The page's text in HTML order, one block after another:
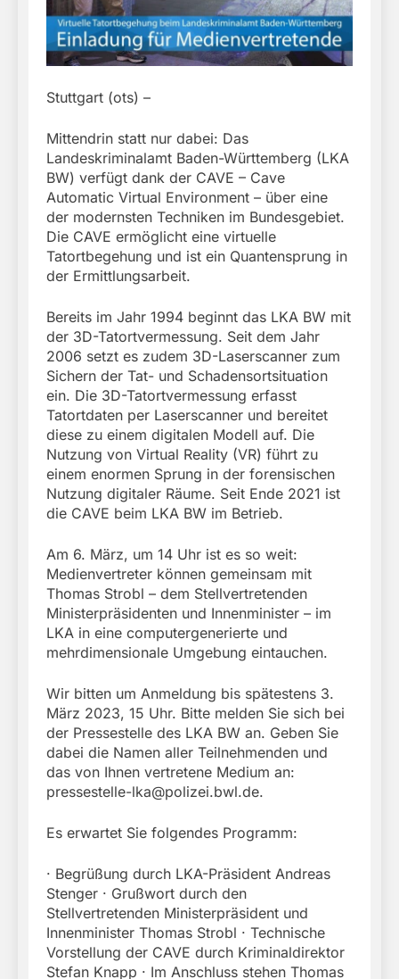
Stuttgart (ots) –
Mittendrin statt nur dabei: Das
Landeskriminalamt Baden-Württemberg (LKA
BW) verfügt dank der CAVE – Cave
Automatic Virtual Environment – über eine
der modernsten Techniken im Bundesgebiet.
Die CAVE ermöglicht eine virtuelle
Tatortbegehung und ist ein Quantensprung in
der Ermittlungsarbeit.
Bereits im Jahr 1994 beginnt das LKA BW mit
der 3D-Tatortvermessung. Seit dem Jahr
2006 setzt es zudem 3D-Laserscanner zum
Sichern der Tat- und Schadensortsituation
ein. Die 3D-Tatortvermessung erfasst
Tatortdaten per Laserscanner und bereitet
diese zu einem digitalen Modell auf. Die
Nutzung von Virtual Reality (VR) führt zu
einem enormen Sprung in der forensischen
Nutzung digitaler Räume. Seit Ende 2021 ist
die CAVE beim LKA BW im Betrieb.
Am 6. März, um 14 Uhr ist es so weit:
Medienvertreter können gemeinsam mit
Thomas Strobl – dem Stellvertretenden
Ministerpräsidenten und Innenminister – im
LKA in eine computergenerierte und
mehrdimensionale Umgebung eintauchen.
Wir bitten um Anmeldung bis spätestens 3.
März 2023, 15 Uhr. Bitte melden Sie sich bei
der Pressestelle des LKA BW an. Geben Sie
dabei die Namen aller Teilnehmenden und
das von Ihnen vertretene Medium an:
pressestelle-lka@polizei.bwl.de.
Es erwartet Sie folgendes Programm:
· Begrüßung durch LKA-Präsident Andreas
Stenger · Grußwort durch den
Stellvertretenden Ministerpräsident und
Innenminister Thomas Strobl · Technische
Vorstellung der CAVE durch Kriminaldirektor
Stefan Knapp · Im Anschluss stehen Thomas